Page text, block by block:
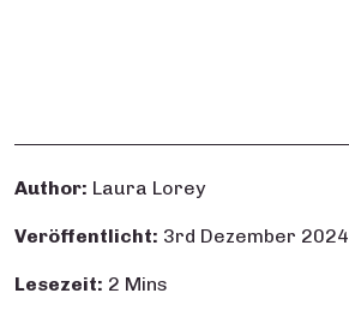
Author: Laura Lorey
Veröffentlicht: 3rd Dezember 2024
Lesezeit: 2 Mins